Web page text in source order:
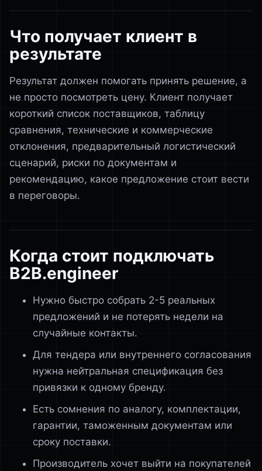
Что получает клиент в
результате
Результат должен помогать принять решение, а
не просто посмотреть цену. Клиент получает
короткий список поставщиков, таблицу
сравнения, технические и коммерческие
отклонения, предварительный логистический
сценарий, риски по документам и
рекомендацию, какое предложение стоит вести
в переговоры.
Когда стоит подключать
B2B.engineer
Нужно быстро собрать 2-5 реальных
предложений и не потерять недели на
случайные контакты.
Для тендера или внутреннего согласования
нужна нейтральная спецификация без
привязки к одному бренду.
Есть сомнения по аналогу, комплектации,
гарантии, таможенным документам или
сроку поставки.
Производитель хочет выйти на покупателей